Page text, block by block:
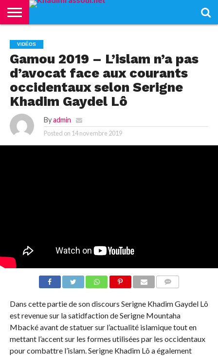
KHADIMRASSOUL
LE
MOURIDISME
ACTUALITÉS
CONTRIBUTIONS
PASS
–
NETALI
BOROM
L’ISLAM
VIDÉOS
VIDÉOS
Gamou 2019 – L’islam n’a pas
d’avocat face aux courants
occidentaux selon Serigne
Khadim Gaydel Lô
By admin
Posted on 14 novembre 2019
Dans cette partie de son discours Serigne Khadim Gaydel Lô
est revenue sur la satidfaction de Serigne Mountaha
Mbacké avant de statuer sur l’actualité islamique tout en
mettant l’accent sur les formes utilisées par les occidentaux
pour combattre l’islam. Serigne Khadim Lô a également